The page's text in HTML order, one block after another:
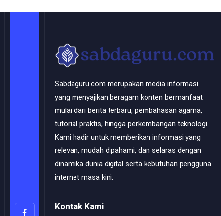
Sabdaguru.com merupakan media informasi
yang menyajikan beragam konten bermanfaat
mulai dari berita terbaru, pembahasan agama,
tutorial praktis, hingga perkembangan teknologi.
Kami hadir untuk memberikan informasi yang
relevan, mudah dipahami, dan selaras dengan
dinamika dunia digital serta kebutuhan pengguna
internet masa kini.
Kontak Kami